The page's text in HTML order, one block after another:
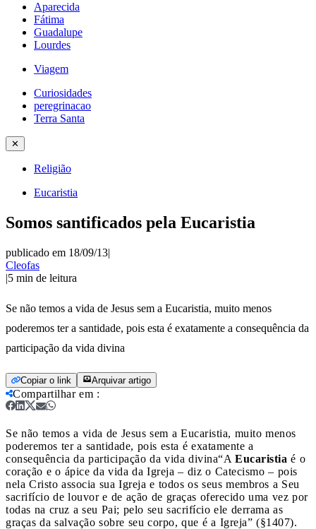
Aparecida
Fátima
Guadalupe
Lourdes
Viagem
Curiosidades
peregrinacao
Terra Santa
✕
Religião
Eucaristia
Somos santificados pela Eucaristia
publicado em 18/09/13|
Cleofas
|5 min de leitura
Se não temos a vida de Jesus sem a Eucaristia, muito menos
poderemos ter a santidade, pois esta é exatamente a consequência da
participação da vida divina
Copiar o link Arquivar artigo
Compartilhar em :
Se não temos a vida de Jesus sem a Eucaristia, muito menos
poderemos ter a santidade, pois esta é exatamente a
consequência da participação da vida divina“A Eucaristia é o
coração e o ápice da vida da Igreja – diz o Catecismo – pois
nela Cristo associa sua Igreja e todos os seus membros a Seu
sacrifício de louvor e de ação de graças oferecido uma vez por
todas na cruz a seu Pai; pelo seu sacrifício ele derrama as
graças da salvação sobre seu corpo, que é a Igreja” (§1407).